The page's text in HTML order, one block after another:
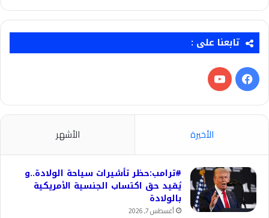
تابعنا على :
فيسبوك‫YouTube
الأخيرة الأشهر
#ترامب:حظر تأشيرات سياحة الولادة..و
يُقيد حق اكتساب الجنسية الأمريكية
بالولادة
أغسطس 7, 2026